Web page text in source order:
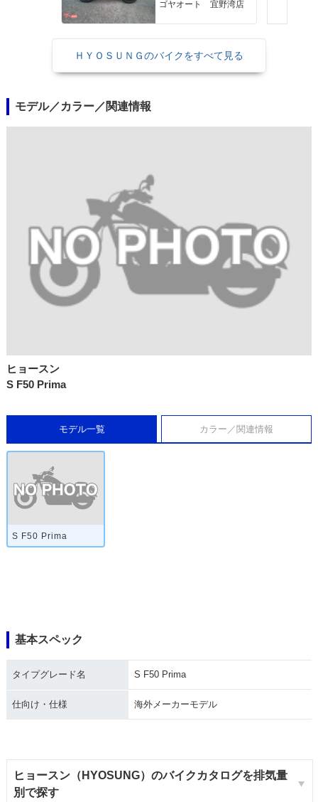
ゴヤオート 宜野湾店
ＨＹＯＳＵＮＧのバイクをすべて見る
モデル／カラー／関連情報
ヒョースン
S F50 Prima
モデル一覧 カラー／関連情報
S F50 Prima
基本スペック
タイプグレード名 S F50 Prima
仕向け・仕様 海外メーカーモデル
ヒョースン（HYOSUNG）のバイクカタログを排気量
別で探す